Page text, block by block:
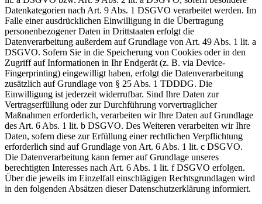
Datenkategorien nach Art. 9 Abs. 1 DSGVO verarbeitet werden. Im
Falle einer ausdrücklichen Einwilligung in die Übertragung
personenbezogener Daten in Drittstaaten erfolgt die
Datenverarbeitung außerdem auf Grundlage von Art. 49 Abs. 1 lit. a
DSGVO. Sofern Sie in die Speicherung von Cookies oder in den
Zugriff auf Informationen in Ihr Endgerät (z. B. via Device-
Fingerprinting) eingewilligt haben, erfolgt die Datenverarbeitung
zusätzlich auf Grundlage von § 25 Abs. 1 TDDDG. Die
Einwilligung ist jederzeit widerrufbar. Sind Ihre Daten zur
Vertragserfüllung oder zur Durchführung vorvertraglicher
Maßnahmen erforderlich, verarbeiten wir Ihre Daten auf Grundlage
des Art. 6 Abs. 1 lit. b DSGVO. Des Weiteren verarbeiten wir Ihre
Daten, sofern diese zur Erfüllung einer rechtlichen Verpflichtung
erforderlich sind auf Grundlage von Art. 6 Abs. 1 lit. c DSGVO.
Die Datenverarbeitung kann ferner auf Grundlage unseres
berechtigten Interesses nach Art. 6 Abs. 1 lit. f DSGVO erfolgen.
Über die jeweils im Einzelfall einschlägigen Rechtsgrundlagen wird
in den folgenden Absätzen dieser Datenschutzerklärung informiert.